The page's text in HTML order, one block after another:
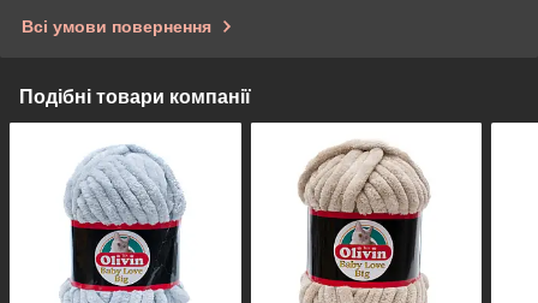
Всі умови повернення
Подібні товари компанії